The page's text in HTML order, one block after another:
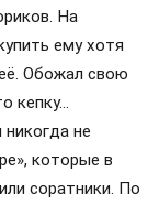
На
ему хотя
Обожал свою
кепку…
не
которые в
соратники. По